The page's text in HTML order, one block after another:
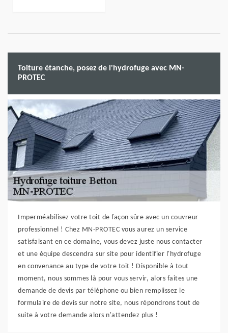
Toiture étanche, posez de l'hydrofuge avec MN-
PROTEC
Imperméabilisez votre toit de façon sûre avec un couvreur
professionnel ! Chez MN-PROTEC vous aurez un service
satisfaisant en ce domaine, vous devez juste nous contacter
et une équipe descendra sur site pour identifier l'hydrofuge
en convenance au type de votre toit ! Disponible à tout
moment, nous sommes là pour vous servir, alors faites une
demande de devis par téléphone ou bien remplissez le
formulaire de devis sur notre site, nous répondrons tout de
suite à votre demande alors n'attendez plus !